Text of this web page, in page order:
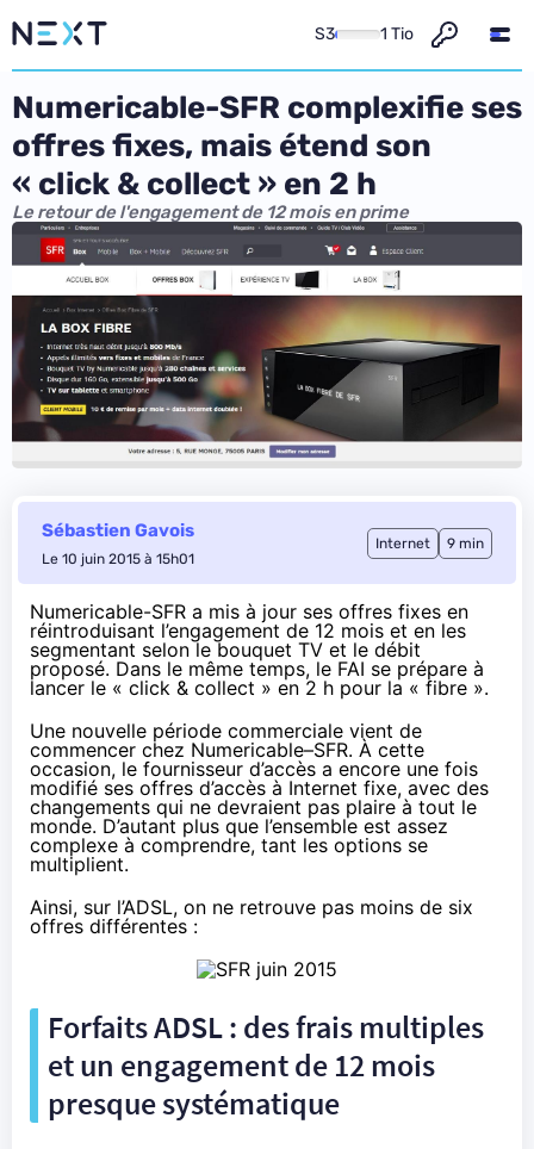
S3 1 Tio
Numericable-SFR complexifie ses
offres fixes, mais étend son
« click & collect » en 2 h
Le retour de l'engagement de 12 mois en prime
Sébastien Gavois
Le 10 juin 2015 à 15h01
Internet 9 min
Numericable-SFR a mis à jour ses offres fixes en
réintroduisant l’engagement de 12 mois et en les
segmentant selon le bouquet TV et le débit
proposé. Dans le même temps, le FAI se prépare à
lancer le « click & collect » en 2 h pour la « fibre ».
Une nouvelle période commerciale vient de
commencer chez Numericable–SFR. À cette
occasion, le fournisseur d’accès a encore une fois
modifié ses offres d’accès à Internet fixe, avec des
changements qui ne devraient pas plaire à tout le
monde. D’autant plus que l’ensemble est assez
complexe à comprendre, tant les options se
multiplient.
Ainsi, sur l’ADSL, on ne retrouve pas moins de six
offres différentes :
Forfaits ADSL : des frais multiples
et un engagement de 12 mois
presque systématique